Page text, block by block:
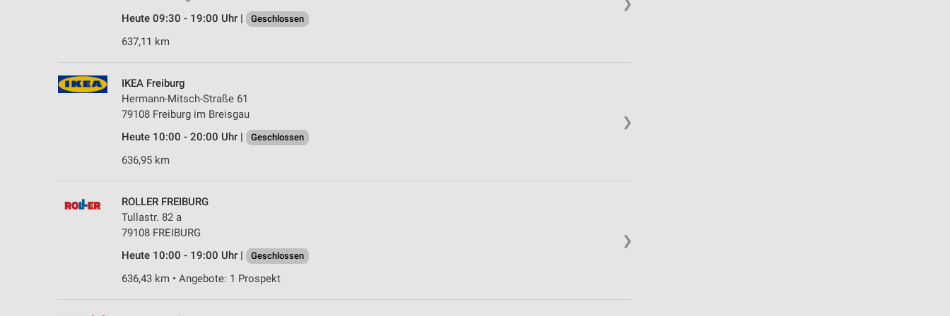
❯
Heute 09:30 - 19:00 Uhr |
Geschlossen
637,11 km
❯
IKEA Freiburg
Hermann-Mitsch-Straße 61
79108 Freiburg im Breisgau
Heute 10:00 - 20:00 Uhr |
Geschlossen
636,95 km
❯
ROLLER FREIBURG
Tullastr. 82 a
79108 FREIBURG
Heute 10:00 - 19:00 Uhr |
Geschlossen
636,43 km • Angebote: 1 Prospekt